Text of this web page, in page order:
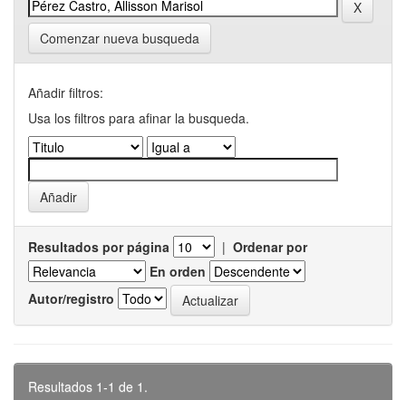
Comenzar nueva busqueda
Añadir filtros:
Usa los filtros para afinar la busqueda.
Resultados por página | Ordenar por
En orden
Autor/registro
Resultados 1-1 de 1.